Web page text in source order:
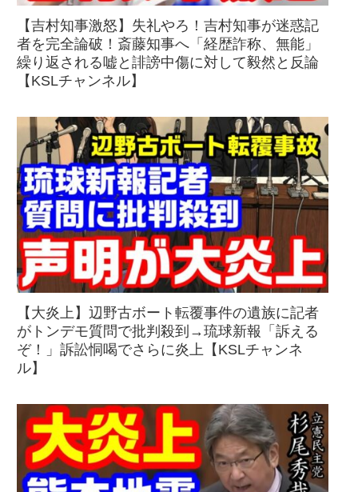
【吉村知事激怒】失礼やろ！吉村知事が迷惑記
者を完全論破！斎藤知事へ「経歴詐称、無能」
繰り返される嘘と誹謗中傷に対して毅然と反論
【KSLチャンネル】
【大炎上】辺野古ボート転覆事件の遺族に記者
がトンデモ質問で批判殺到→琉球新報「訴える
ぞ！」訴訟恫喝でさらに炎上【KSLチャンネ
ル】